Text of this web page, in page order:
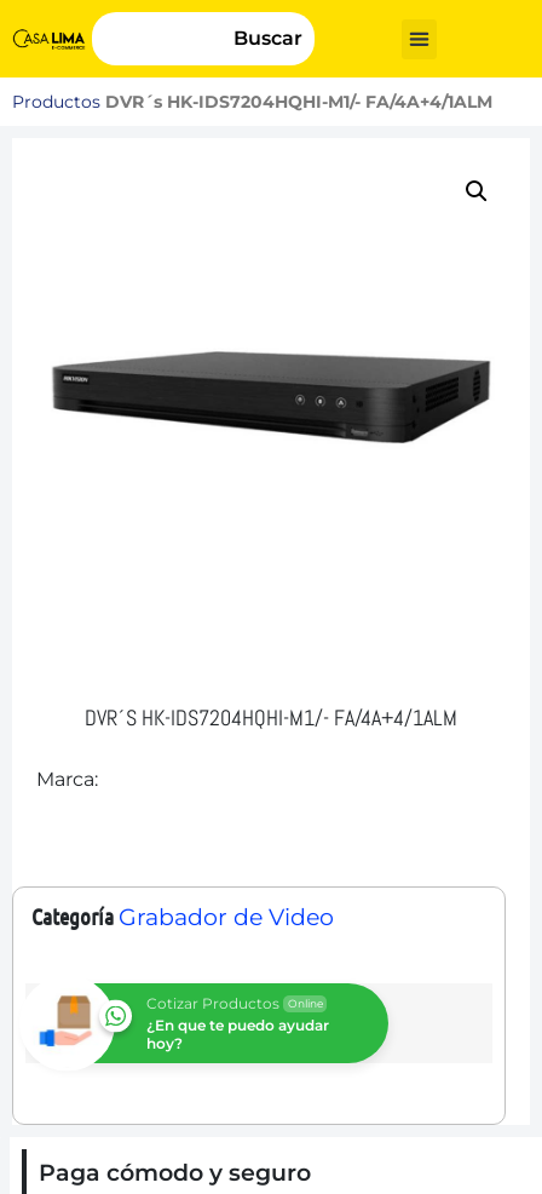
Buscar
Productos DVR´s HK-IDS7204HQHI-M1/- FA/4A+4/1ALM
DVR´S HK-IDS7204HQHI-M1/- FA/4A+4/1ALM
Marca:
Categoría Grabador de Video
Cotizar Productos Online
¿En que te puedo ayudar
hoy?
Paga cómodo y seguro